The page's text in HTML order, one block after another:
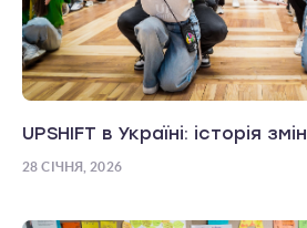
UPSHIFT в Україні: історія змін
28 СІЧНЯ, 2026